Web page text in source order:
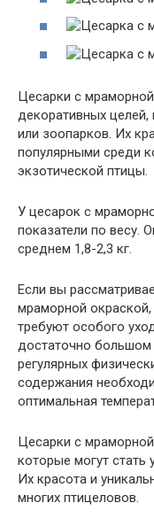
Цесарки с
декоративных
или зоопарков. Их
популярными среди
экзотической птицы.
У цесарок с
показатели по весу.
среднем 1,8-2,3 кг.
Если вы
мраморной окраской,
требуют особого
достаточно большом
регулярных
содержания
оптимальная
Цесарки с
которые могут
Их красота и
многих птицеловов.